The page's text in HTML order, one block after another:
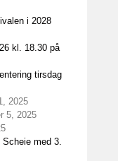
i 2028
kl. 18.30 på
tirsdag
2025
5, 2025
Scheie med 3.